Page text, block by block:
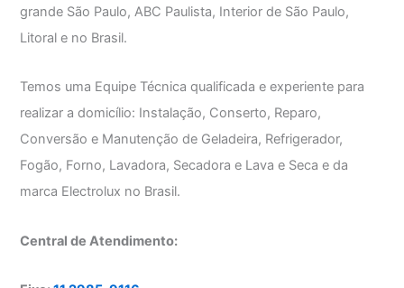
grande São Paulo, ABC Paulista, Interior de São Paulo,
Litoral e no Brasil.
Temos uma Equipe Técnica qualificada e experiente para
realizar a domicílio: Instalação, Conserto, Reparo,
Conversão e Manutenção de Geladeira, Refrigerador,
Fogão, Forno, Lavadora, Secadora e Lava e Seca e da
marca Electrolux no Brasil.
Central de Atendimento: